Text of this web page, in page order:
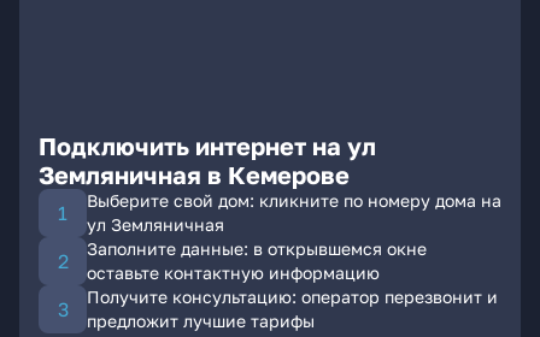
Подключить интернет на ул
Земляничная в Кемерове
Выберите свой дом: кликните по номеру дома на
ул Земляничная
Заполните данные: в открывшемся окне
оставьте контактную информацию
Получите консультацию: оператор перезвонит и
предложит лучшие тарифы